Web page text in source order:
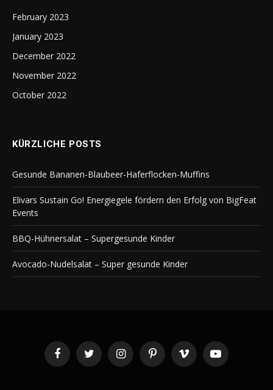
February 2023
January 2023
December 2022
November 2022
October 2022
KÜRZLICHE POSTS
Gesunde Bananen-Blaubeer-Haferflocken-Muffins
Elivars Sustain Go! Energiegele fördern den Erfolg von BigFeat
Events
BBQ-Hühnersalat – Supergesunde Kinder
Avocado-Nudelsalat – Super gesunde Kinder
FacebookTwitter InstagramPinterestVimeo YouTube